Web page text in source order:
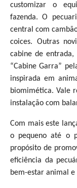
customizar o
fazenda. O
central com
coices. Outras
cabine de entrada,
“Cabine Garra”
inspirada em
biomimética. Vale
instalação com
Com mais este
o pequeno até o
propósito de
eficiência da
bem-estar animal e